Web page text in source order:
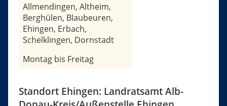
Allmendingen, Altheim,
Berghülen, Blaubeuren,
Ehingen, Erbach,
Schelklingen, Dornstadt
Montag bis Freitag
Standort Ehingen: Landratsamt Alb-